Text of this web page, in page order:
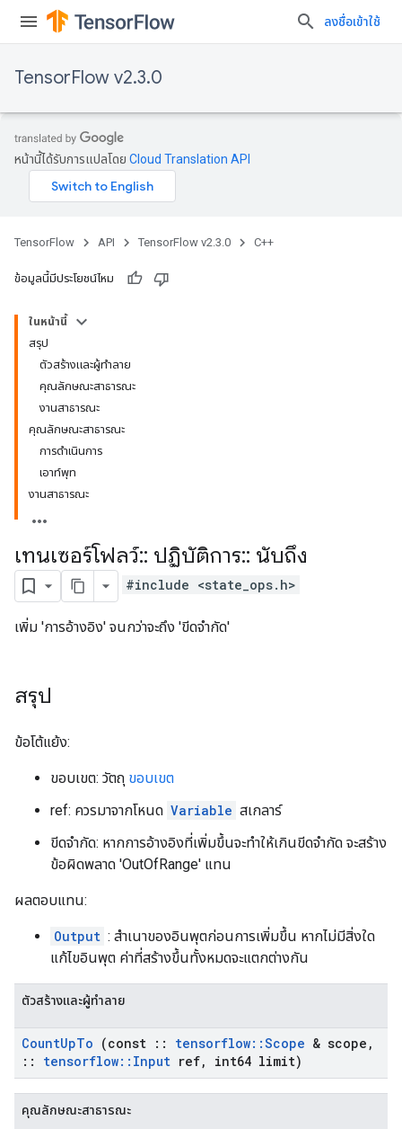
ลงชื่อเข้าใช้
TensorFlow v2.3.0
หน้านี้ได้รับการแปลโดย Cloud Translation API
TensorFlow API TensorFlow v2.3.0 C++
ข้อมูลนี้มีประโยชน์ไหม
ในหน้านี้
สรุป
ตัวสร้างและผู้ทำลาย
คุณลักษณะสาธารณะ
งานสาธารณะ
คุณลักษณะสาธารณะ
การดำเนินการ
เอาท์พุท
งานสาธารณะ
เทนเซอร์โฟลว์:: ปฏิบัติการ:: นับถึง
#include <state_ops.h>
เพิ่ม 'การอ้างอิง' จนกว่าจะถึง 'ขีดจำกัด'
สรุป
ข้อโต้แย้ง:
ขอบเขต: วัตถุ ขอบเขต
ref: ควรมาจากโหนด Variable สเกลาร์
ขีดจำกัด: หากการอ้างอิงที่เพิ่มขึ้นจะทำให้เกินขีดจำกัด จะสร้าง
ข้อผิดพลาด 'OutOfRange' แทน
ผลตอบแทน:
Output : สำเนาของอินพุตก่อนการเพิ่มขึ้น หากไม่มีสิ่งใด
แก้ไขอินพุต ค่าที่สร้างขึ้นทั้งหมดจะแตกต่างกัน
ตัวสร้างและผู้ทำลาย
CountUpTo (const :: tensorflow::Scope & scope ,
::
tensorflow:: Input ref, int64 limit)
คุณลักษณะสาธารณะ